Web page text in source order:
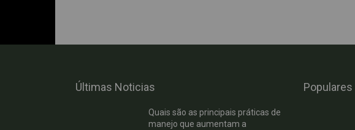
Últimas Noticias
Quais são as principais práticas de
manejo que aumentam a
Populares